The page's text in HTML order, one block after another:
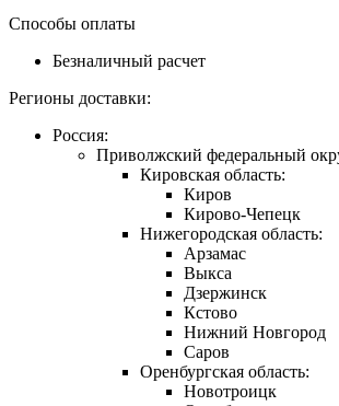
Способы оплаты
Безналичный расчет
Регионы доставки:
Россия:
Приволжский федеральный
Кировская область:
Киров
Кирово-Чепецк
Нижегородская область:
Арзамас
Выкса
Дзержинск
Кстово
Нижний Новгород
Саров
Оренбургская область:
Новотроицк